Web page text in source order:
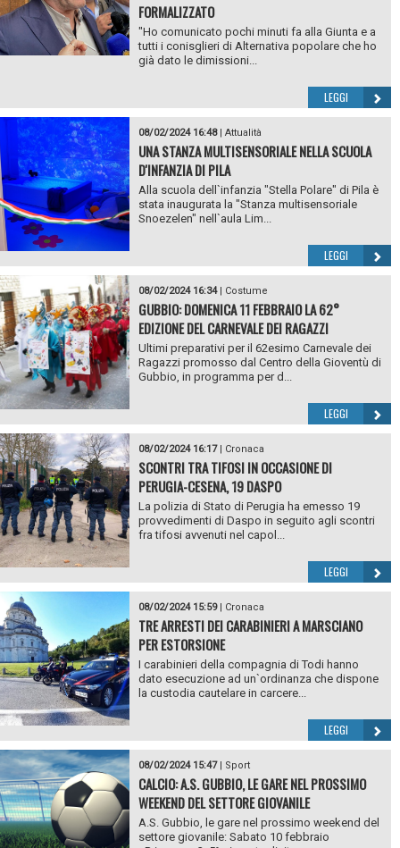
FORMALIZZATO
"Ho comunicato pochi minuti fa alla Giunta e a
tutti i conisglieri di Alternativa popolare che ho
già dato le dimissioni...
LEGGI
08/02/2024 16:48| Attualità
UNA STANZA MULTISENSORIALE NELLA SCUOLA
D'INFANZIA DI PILA
Alla scuola dell`infanzia "Stella Polare" di Pila è
stata inaugurata la "Stanza multisensoriale
Snoezelen" nell`aula Lim...
LEGGI
08/02/2024 16:34| Costume
GUBBIO: DOMENICA 11 FEBBRAIO LA 62°
EDIZIONE DEL CARNEVALE DEI RAGAZZI
Ultimi preparativi per il 62esimo Carnevale dei
Ragazzi promosso dal Centro della Gioventù di
Gubbio, in programma per d...
LEGGI
08/02/2024 16:17| Cronaca
SCONTRI TRA TIFOSI IN OCCASIONE DI
PERUGIA-CESENA, 19 DASPO
La polizia di Stato di Perugia ha emesso 19
provvedimenti di Daspo in seguito agli scontri
fra tifosi avvenuti nel capol...
LEGGI
08/02/2024 15:59| Cronaca
TRE ARRESTI DEI CARABINIERI A MARSCIANO
PER ESTORSIONE
I carabinieri della compagnia di Todi hanno
dato esecuzione ad un`ordinanza che dispone
la custodia cautelare in carcere...
LEGGI
08/02/2024 15:47| Sport
CALCIO: A.S. GUBBIO, LE GARE NEL PROSSIMO
WEEKEND DEL SETTORE GIOVANILE
A.S. Gubbio, le gare nel prossimo weekend del
settore giovanile: Sabato 10 febbraio